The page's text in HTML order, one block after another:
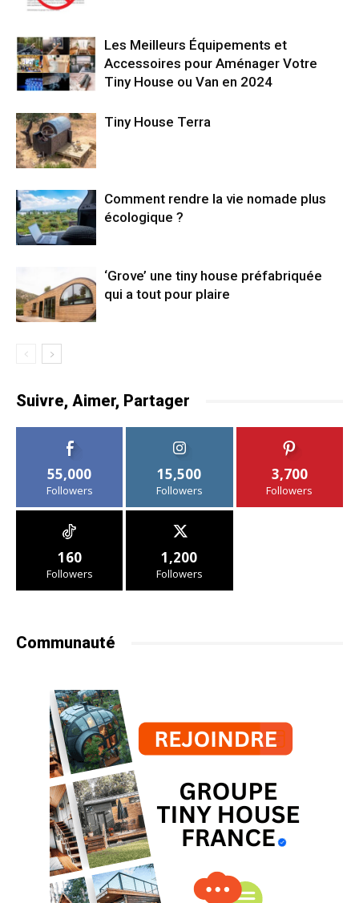
Les Meilleurs Équipements et
Accessoires pour Aménager Votre
Tiny House ou Van en 2024
Tiny House Terra
Comment rendre la vie nomade plus
écologique ?
‘Grove’ une tiny house préfabriquée
qui a tout pour plaire
Suivre, Aimer, Partager
55,000
Followers
15,500
Followers
3,700
Followers
160
Followers
1,200
Followers
Communauté